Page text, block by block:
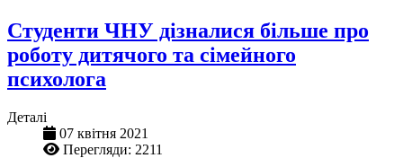
Студенти ЧНУ дізналися більше про
роботу дитячого та сімейного
психолога
Деталі
07 квітня 2021
Перегляди: 2211